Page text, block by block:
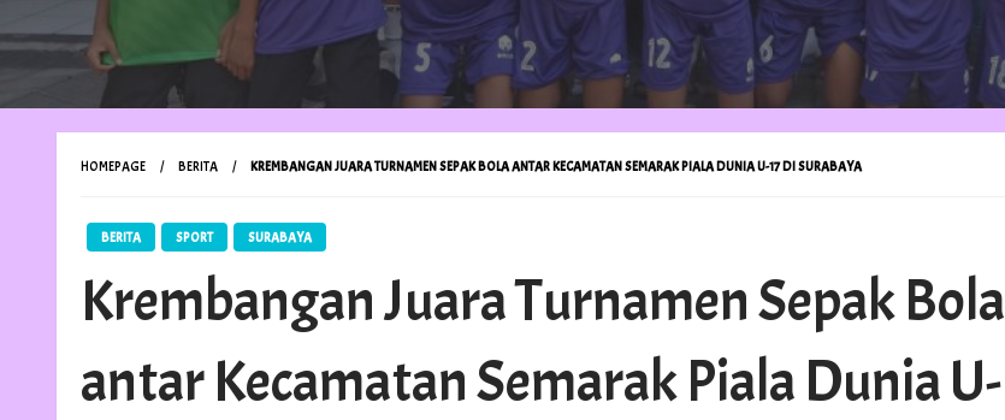
HOMEPAGE BERITA KREMBANGAN JUARA TURNAMEN SEPAK BOLA ANTAR KECAMATAN SEMARAK PIALA DUNIA U-17 DI SURABAYA
BERITA SPORT SURABAYA
Krembangan Juara Turnamen Sepak Bola
antar Kecamatan Semarak Piala Dunia U-